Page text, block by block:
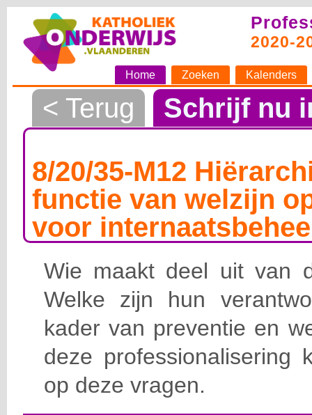
2020-
Home Zoeken Kalenders
< Terug Schrijf nu
8/20/35-M12
functie van welzijn
voor
Wie maakt deel uit van
Welke zijn hun
kader van preventie en
deze professionalisering
op deze vragen.